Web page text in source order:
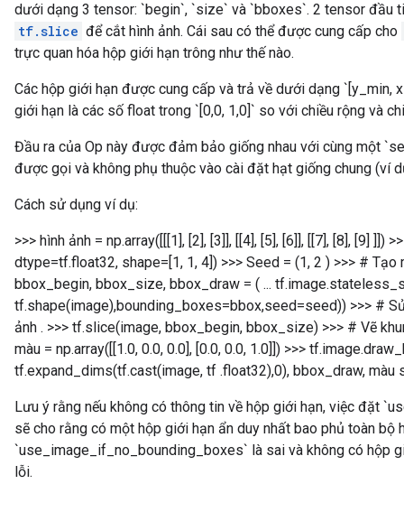
dưới dạng 3 tensor: `begin`, `size` và `bboxes`. 2 tensor đầu
tf.slice để cắt hình ảnh. Cái sau có thể được cung cấp cho
trực quan hóa hộp giới hạn trông như thế nào.
Các hộp giới hạn được cung cấp và trả về dưới dạng `[y_min,
giới hạn là các số float trong `[0,0, 1,0]` so với chiều rộng và
Đầu ra của Op này được đảm bảo giống nhau với cùng một
được gọi và không phụ thuộc vào cài đặt hạt giống chung (ví
Cách sử dụng ví dụ:
>>> hình ảnh = np.array([[[1], [2], [3]], [[4], [5], [6]], [[7], [8], [9] ]])
dtype=tf.float32, shape=[1, 1, 4]) >>> Seed = (1, 2 ) >>> # Tạo
bbox_begin, bbox_size, bbox_draw = ( ...
tf.shape(image),bounding_boxes=bbox,seed=seed)) >>> #
ảnh . >>> tf.slice(image, bbox_begin, bbox_size) >>> # Vẽ
màu = np.array([[1.0, 0.0, 0.0], [0.0, 0.0, 1.0]]) >>>
tf.expand_dims(tf.cast(image, tf .float32),0), bbox_draw, màu
Lưu ý rằng nếu không có thông tin về hộp giới hạn, việc đặt
sẽ cho rằng có một hộp giới hạn ẩn duy nhất bao phủ toàn bộ
`use_image_if_no_bounding_boxes` là sai và không có hộp
lỗi.